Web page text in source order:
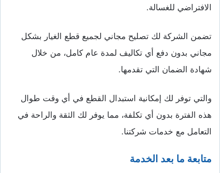
الافتراضي للغسالة.
تضمن الشركة لك تصليح مجاني لجميع قطع الغيار بشكل
مجاني بدون دفع أي تكاليف لمدة عام كامل، من خلال
شهادة الضمان التي تقدمها.
والتي توفر لك إمكانية استبدال القطع في أي وقت طوال
هذه الفترة بدون أي تكلفة، مما يوفر لك الثقة والراحة في
التعامل مع خدمات شركتنا.
متابعة ما بعد الخدمة